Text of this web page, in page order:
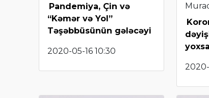
Pandemiya, Çin və
“Kəmər və Yol”
Təşəbbüsünün gələcəyi
2020-05-16 10:30